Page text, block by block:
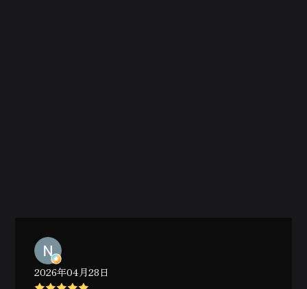
2026年04月28日